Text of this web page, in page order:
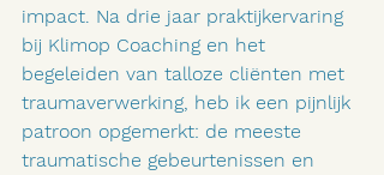
impact. Na drie jaar praktijkervaring
bij Klimop Coaching en het
begeleiden van talloze cliënten met
traumaverwerking, heb ik een pijnlijk
patroon opgemerkt: de meeste
traumatische gebeurtenissen en